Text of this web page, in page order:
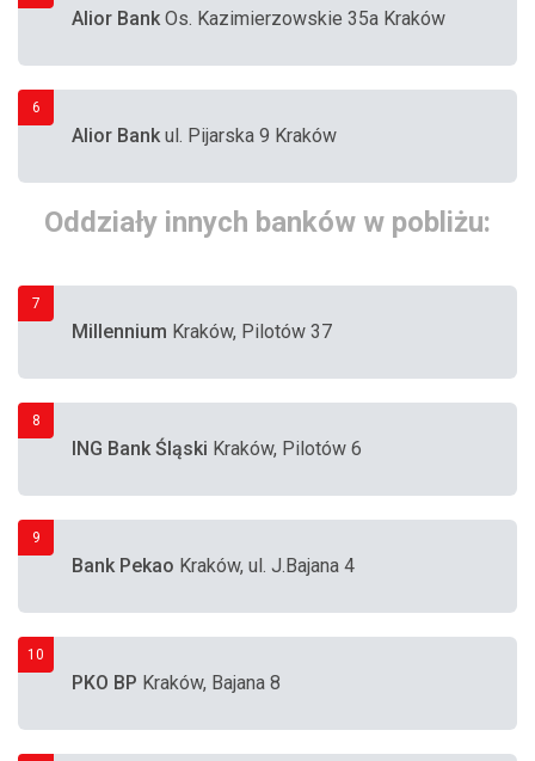
Alior BankOs. Kazimierzowskie 35a Kraków
6
Alior Bankul. Pijarska 9 Kraków
Oddziały innych banków w pobliżu:
7
Millennium Kraków, Pilotów 37
8
ING Bank Śląski Kraków, Pilotów 6
9
Bank Pekao Kraków, ul. J.Bajana 4
10
PKO BP Kraków, Bajana 8